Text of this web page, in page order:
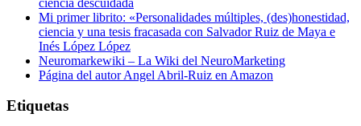
Mi primer librito: «Personalidades múltiples, (des)honestidad,
ciencia y una tesis fracasada con Salvador Ruiz de Maya e
Inés López López
Neuromarkewiki – La Wiki del NeuroMarketing
Página del autor Angel Abril-Ruiz en Amazon
Etiquetas